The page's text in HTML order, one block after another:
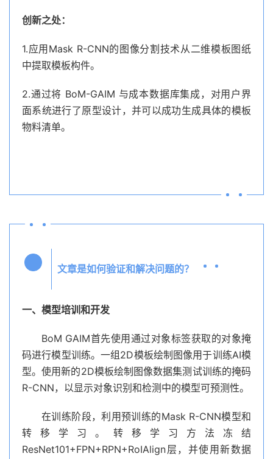
创新之处：
1.应用Mask R-CNN的图像分割技术从二维模板图纸
中提取模板构件。
2.通过将 BoM-GAIM 与成本数据库集成，对用户界
面系统进行了原型设计，并可以成功生成具体的模板
物料清单。
Q4 文章是如何验证和解决问题的？
一、模型培训和开发
BoM GAIM首先使用通过对象标签获取的对象掩
码进行模型训练。一组2D模板绘制图像用于训练AI模
型。使用新的2D模板绘制图像数据集测试训练的掩码
R-CNN，以显示对象识别和检测中的模型可预测性。
在训练阶段，利用预训练的Mask R-CNN模型和
转移学习。转移学习方法冻结
ResNet101+FPN+RPN+RoIAlign层，并使用新数据